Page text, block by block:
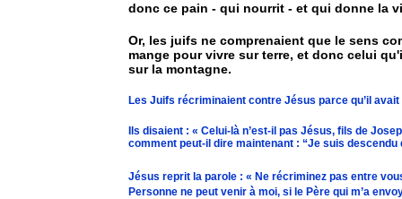
donc ce pain - qui nourrit - et qui donne la
Or, les juifs ne comprenaient que le sens
mange pour vivre sur terre, et donc celui
sur la montagne.
Les Juifs récriminaient contre Jésus parce qu’il
Ils disaient : « Celui-là n’est-il pas Jésus, fils de
comment peut-il dire maintenant : “Je suis descendu
Jésus reprit la parole : « Ne récriminez pas entre
Personne ne peut venir à moi, si le Père qui m’a